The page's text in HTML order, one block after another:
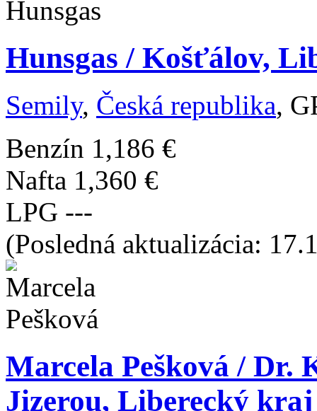
Hunsgas / Košťálov,
Semily, Česká republika,
Benzín 1,186 €
Nafta 1,360 €
LPG ---
(Posledná aktualizácia:
Marcela Pešková / Dr.
Jizerou, Liberecký kraj